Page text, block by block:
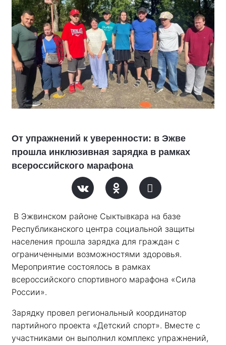
От упражнений к уверенности: в Эжве
прошла инклюзивная зарядка в рамках
всероссийского марафона
В Эжвинском районе Сыктывкара на базе
Республиканского центра социальной защиты
населения прошла зарядка для граждан с
ограниченными возможностями здоровья.
Мероприятие состоялось в рамках
всероссийского спортивного марафона «Сила
России».
Зарядку провел региональный координатор
партийного проекта «Детский спорт». Вместе с
участниками он выполнил комплекс упражнений,